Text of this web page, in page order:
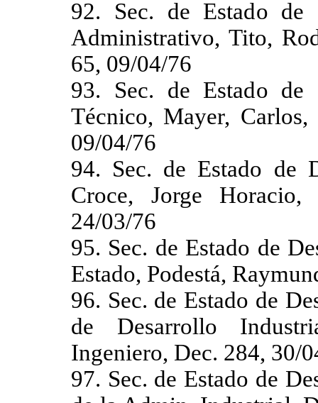
92. Sec. de Estado de
Administrativo, Tito,
65, 09/04/76
93. Sec. de Estado de
Técnico, Mayer,
09/04/76
94. Sec. de Estado de
Croce, Jorge
24/03/76
95. Sec. de Estado de
Estado, Podestá,
96. Sec. de Estado de
de Desarrollo
Ingeniero, Dec. 284, 30/
97. Sec. de Estado de